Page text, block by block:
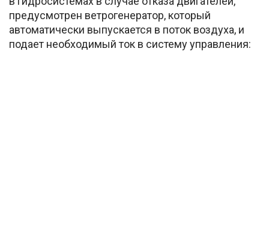
предусмотрен ветрогенератор, который
автоматически выпускается в поток воздуха, и
подает необходимый ток в систему управления: